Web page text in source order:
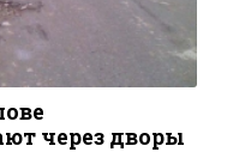
через дворы